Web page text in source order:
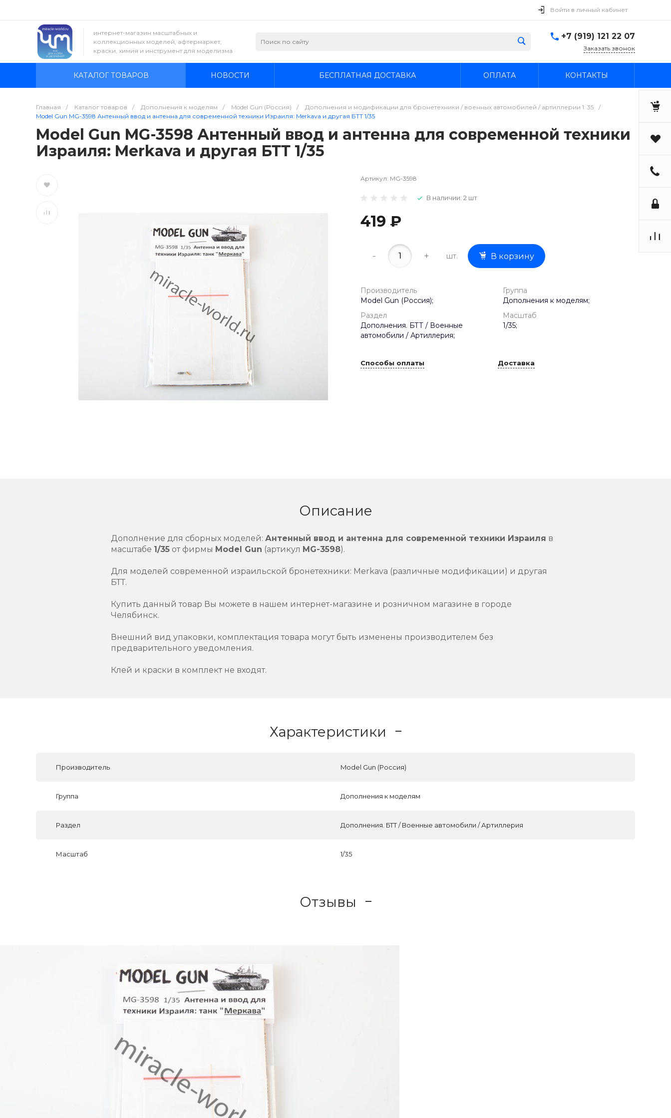
Войти в личный кабинет
интернет-магазин масштабных и
коллекционных моделей, афтермаркет,
краски, химия и инструмент для моделизма
+7 (919) 121 22 07
Заказать звонок
КАТАЛОГ ТОВАРОВ НОВОСТИ БЕСПЛАТНАЯ ДОСТАВКА ОПЛАТА КОНТАКТЫ
Главная / Каталог товаров / Дополнения к моделям / Model Gun (Россия) / Дополнения и модификации для бронетехники / военных автомобилей / артиллерии 1: 35
/
Model Gun MG-3598 Антенный ввод и антенна для современной техники Израиля: Merkava и другая БТТ 1/35
Model Gun MG-3598 Антенный ввод и антенна для современной техники
Израиля: Merkava и другая БТТ 1/35
Артикул: MG-3598
В наличии: 2 шт
419 ₽
- + шт. В корзину
Производитель
Model Gun (Россия);
Группа
Дополнения к моделям;
Раздел
Дополнения. БТТ / Военные
автомобили / Артиллерия;
Масштаб
1/35;
Способы оплаты Доставка
Описание
Дополнение для сборных моделей: Антенный ввод и антенна для современной техники Израиля в
масштабе 1/35 от фирмы Model Gun (артикул MG-3598).
Для моделей современной израильской бронетехники: Merkava (различные модификации) и другая
БТТ.
Купить данный товар Вы можете в нашем интернет-магазине и розничном магазине в городе
Челябинск.
Внешний вид упаковки, комплектация товара могут быть изменены производителем без
предварительного уведомления.
Клей и краски в комплект не входят.
Характеристики
Производитель Model Gun (Россия)
Группа Дополнения к моделям
Раздел Дополнения. БТТ / Военные автомобили / Артиллерия
Масштаб 1/35
Отзывы